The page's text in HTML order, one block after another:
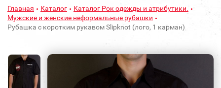
Главная Каталог
Каталог Рок одежды и атрибутики.
Мужские и женские неформальные рубашки
Рубашка с коротким рукавом Slipknot (лого, 1 карман)